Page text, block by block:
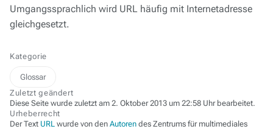
Umgangssprachlich wird URL häufig mit Internetadresse
gleichgesetzt.
Kategorie
Glossar
Zuletzt geändert
Diese Seite wurde zuletzt am 2. Oktober 2013 um 22:58 Uhr bearbeitet.
Urheberrecht
Der Text URL wurde von den Autoren des Zentrums für multimediales